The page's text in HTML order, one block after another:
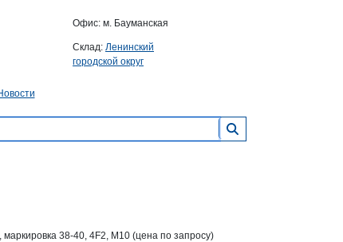
Офис: м. Бауманская
Склад: Ленинский
городской округ
38-40, 4F2, M10 (цена по запросу)